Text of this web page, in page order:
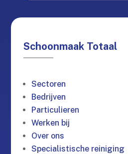
Schoonmaak Totaal
Sectoren
Bedrijven
Particulieren
Werken bij
Over ons
Specialistische reiniging